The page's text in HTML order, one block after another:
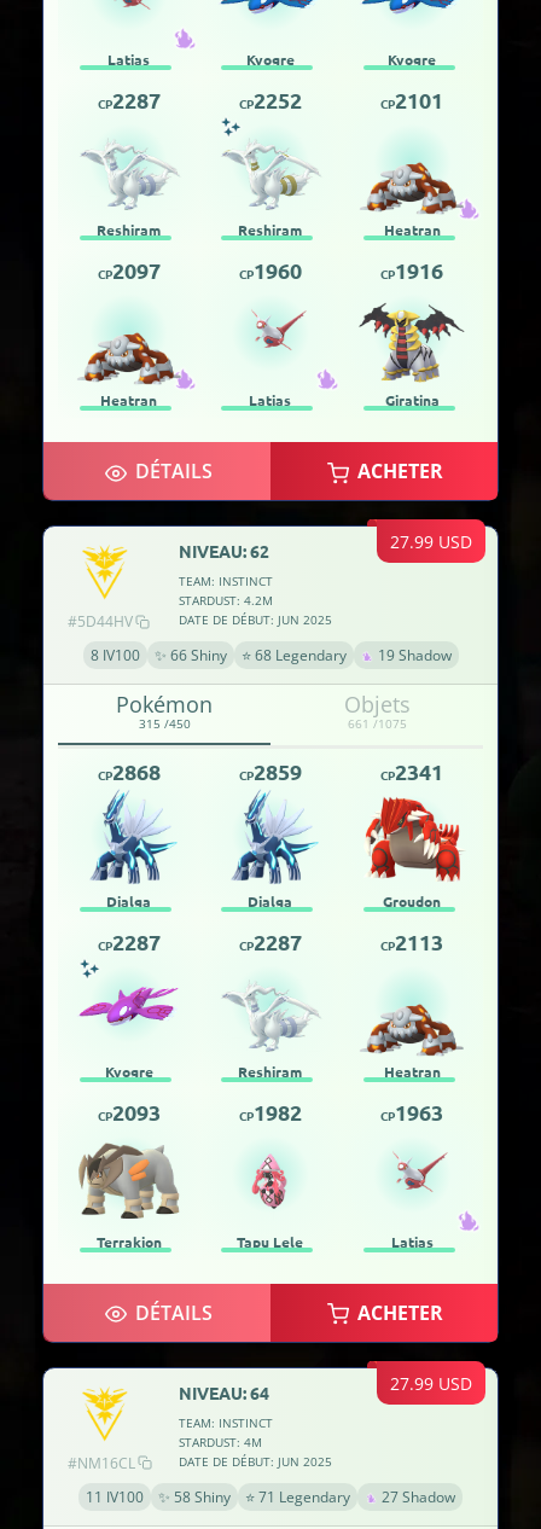
Latias Kyogre Kyogre
CP2287
Reshiram
CP2252
Reshiram
CP2101
Heatran
CP2097
Heatran
CP1960
Latias
CP1916
Giratina
DÉTAILS ACHETER
27.99 USD
#5D44HV
NIVEAU: 62
TEAM: INSTINCT
STARDUST: 4.2M
DATE DE DÉBUT: JUN 2025
8 IV100 ✨ 66 Shiny ⭐ 68 Legendary 19 Shadow
Pokémon
315 /450
Objets
661 /1075
CP2868
Dialga
CP2859
Dialga
CP2341
Groudon
CP2287
Kyogre
CP2287
Reshiram
CP2113
Heatran
CP2093
Terrakion
CP1982
Tapu Lele
CP1963
Latias
DÉTAILS ACHETER
27.99 USD
#NM16CL
NIVEAU: 64
TEAM: INSTINCT
STARDUST: 4M
DATE DE DÉBUT: JUN 2025
11 IV100 ✨ 58 Shiny ⭐ 71 Legendary 27 Shadow